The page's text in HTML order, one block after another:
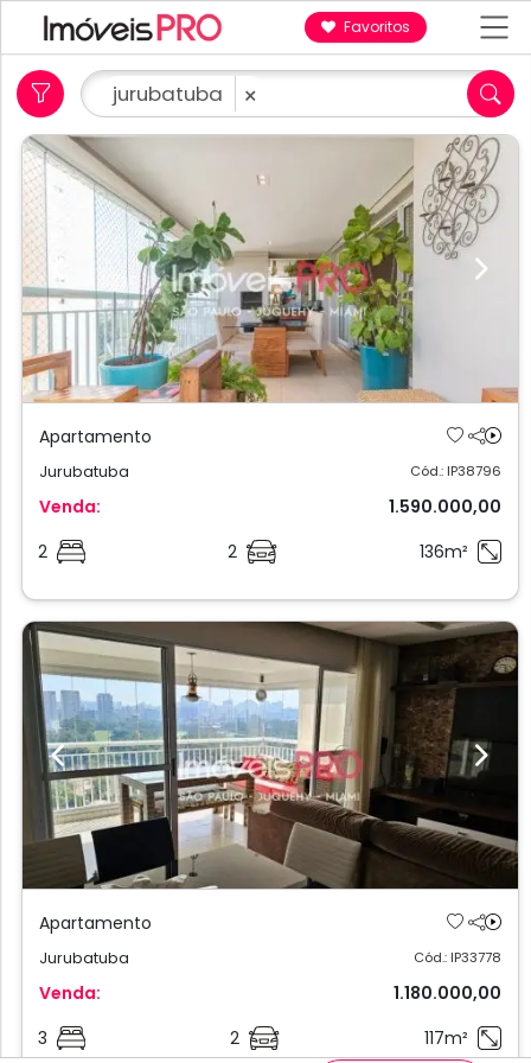
Favoritos
jurubatuba ×
Previous Next
Apartamento
Jurubatuba Cód.: IP38796
Venda:
1.590.000,00
2
2 136m²
Previous Next
Apartamento
Jurubatuba Cód.: IP33778
Venda:
1.180.000,00
3
2 117m²